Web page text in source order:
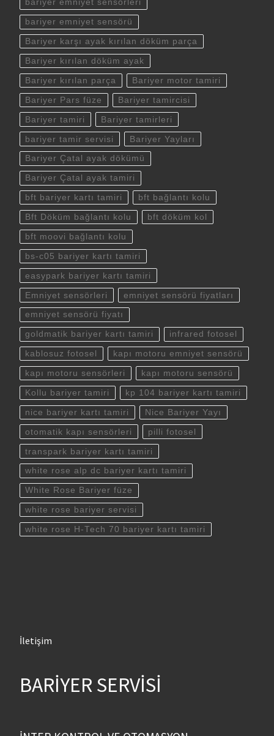
bariyer emniyet sensörleri
bariyer emniyet sensörü
Bariyer karşı ayak kırılan döküm parça
Bariyer kırılan döküm ayak
Bariyer kırılan parça Bariyer motor tamiri
Bariyer Pars füze Bariyer tamircisi
Bariyer tamiri Bariyer tamirleri
bariyer tamir servisi Bariyer Yayları
Bariyer Çatal ayak dökümü
Bariyer Çatal ayak tamiri
bft bariyer kartı tamiri bft bağlantı kolu
Bft Döküm bağlantı kolu bft döküm kol
bft moovi bağlantı kolu
bs-c05 bariyer kartı tamiri
easypark bariyer kartı tamiri
Emniyet sensörleri emniyet sensörü fiyatları
emniyet sensörü fiyatı
goldmatik bariyer kartı tamiri infrared fotosel
kablosuz fotosel kapı motoru emniyet sensörü
kapı motoru sensörleri kapı motoru sensörü
Kollu bariyer tamiri kp 104 bariyer kartı tamiri
nice bariyer kartı tamiri Nice Bariyer Yayı
otomatik kapı sensörleri pilli fotosel
transpark bariyer kartı tamiri
white rose alp dc bariyer kartı tamiri
White Rose Bariyer füze
white rose bariyer servisi
white rose H-Tech 70 bariyer kartı tamiri
İletişim
BARİYER SERVİSİ